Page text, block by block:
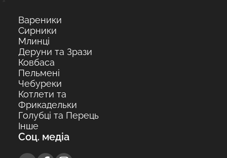
Вареники
Сирники
Млинці
Деруни та Зрази
Ковбаса
Пельмені
Чебуреки
Котлети та
Фрикадельки
Голубці та Перець
Інше
Соц. медіа